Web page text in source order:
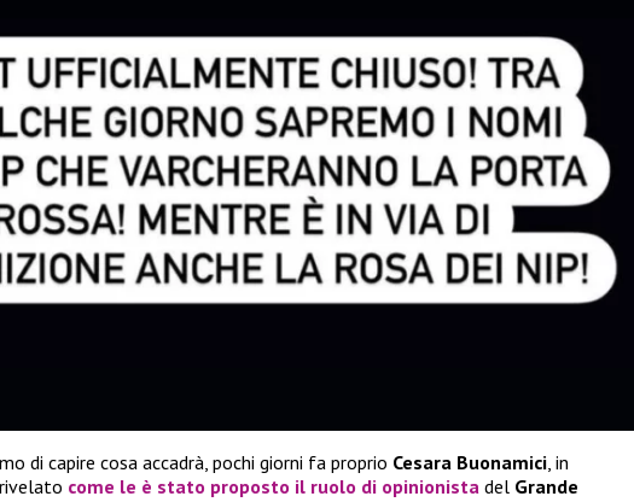
di capire cosa accadrà, pochi giorni fa proprio Cesara Buonamici , in
come le è stato proposto il ruolo di opinionista del Grande